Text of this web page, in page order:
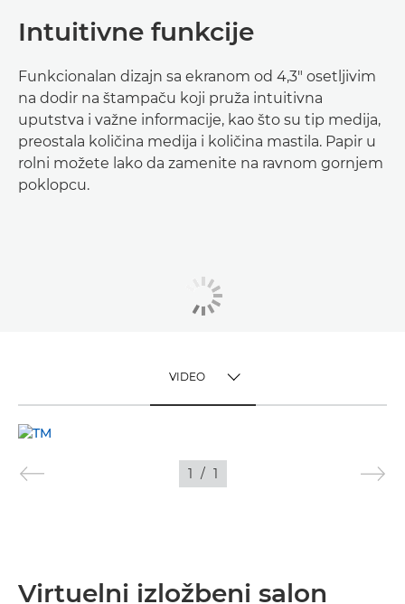
Intuitivne funkcije
Funkcionalan dizajn sa ekranom od 4,3" osetljivim
na dodir na štampaču koji pruža intuitivna
uputstva i važne informacije, kao što su tip medija,
preostala količina medija i količina mastila. Papir u
rolni možete lako da zamenite na ravnom gornjem
poklopcu.
VIDEO
SLIKE
1 / 1
Virtuelni izložbeni salon